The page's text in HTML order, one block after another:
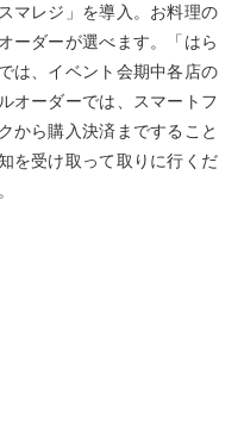
マレジ」を導入。お料理の
ーダーが選べます。「はら
は、イベント会期中各店の
オーダーでは、スマートフ
から購入決済まですること
を受け取って取りに行くだ